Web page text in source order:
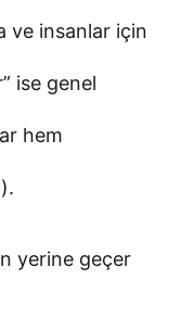
ve insanlar için
ise genel
hem
yerine geçer